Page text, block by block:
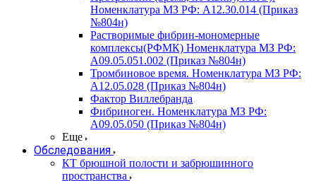
Номенклатура МЗ РФ: A12.30.014 (Приказ
№804н)
Растворимые фибрин-мономерные
комплексы(РФМК) Номенклатура МЗ РФ:
A09.05.051.002 (Приказ №804н)
Тромбиновое время. Номенклатура МЗ РФ:
A12.05.028 (Приказ №804н)
Фактор Виллебранда
Фибриноген. Номенклатура МЗ РФ:
A09.05.050 (Приказ №804н)
Еще
Обследования
КТ брюшной полости и забрюшинного
пространства